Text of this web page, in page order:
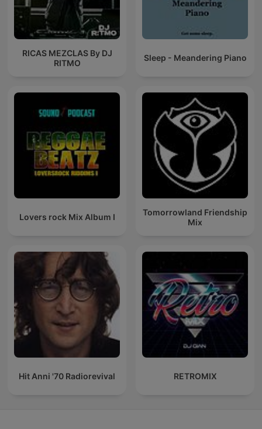
RICAS MEZCLAS By DJ
RITMO
Sleep - Meandering Piano
Lovers rock Mix Album I
Tomorrowland Friendship
Mix
Hit Anni '70 Radiorevival RETROMIX